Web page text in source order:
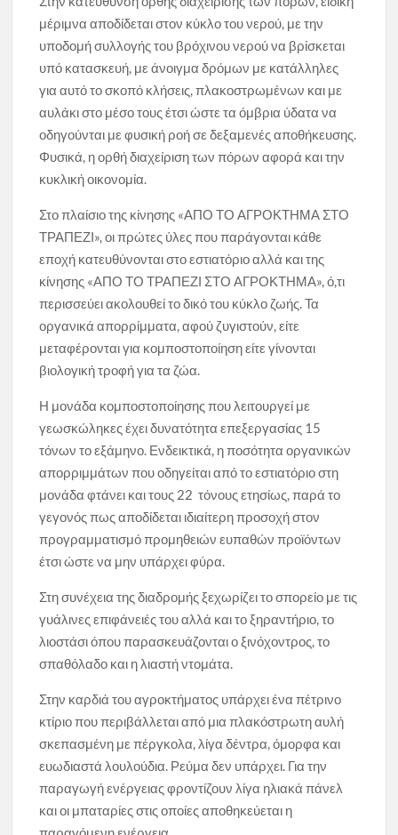
μέριμνα αποδίδεται στον κύκλο του νερού, με την
υποδομή συλλογής του βρόχινου νερού να βρίσκεται
υπό κατασκευή, με άνοιγμα δρόμων με κατάλληλες
για αυτό το σκοπό κλήσεις, πλακοστρωμένων και με
αυλάκι στο μέσο τους έτσι ώστε τα όμβρια ύδατα να
οδηγούνται με φυσική ροή σε δεξαμενές αποθήκευσης.
Φυσικά, η ορθή διαχείριση των πόρων αφορά και την
κυκλική οικονομία.
Στο πλαίσιο της κίνησης «ΑΠΟ ΤΟ ΑΓΡΟΚΤΗΜΑ ΣΤΟ
ΤΡΑΠΕΖΙ», οι πρώτες ύλες που παράγονται κάθε
εποχή κατευθύνονται στο εστιατόριο αλλά και της
κίνησης «ΑΠΟ ΤΟ ΤΡΑΠΕΖΙ ΣΤΟ ΑΓΡΟΚΤΗΜΑ», ό,τι
περισσεύει ακολουθεί το δικό του κύκλο ζωής. Τα
οργανικά απορρίμματα, αφού ζυγιστούν, είτε
μεταφέρονται για κομποστοποίηση είτε γίνονται
βιολογική τροφή για τα ζώα.
Η μονάδα κομποστοποίησης που λειτουργεί με
γεωσκώληκες έχει δυνατότητα επεξεργασίας 15
τόνων το εξάμηνο. Ενδεικτικά, η ποσότητα οργανικών
απορριμμάτων που οδηγείται από το εστιατόριο στη
μονάδα φτάνει και τους 22 τόνους ετησίως, παρά το
γεγονός πως αποδίδεται ιδιαίτερη προσοχή στον
προγραμματισμό προμηθειών ευπαθών προϊόντων
έτσι ώστε να μην υπάρχει φύρα.
Στη συνέχεια της διαδρομής ξεχωρίζει το σπορείο με τις
γυάλινες επιφάνειές του αλλά και το ξηραντήριο, το
λιοστάσι όπου παρασκευάζονται ο ξινόχοντρος, το
σπαθόλαδο και η λιαστή ντομάτα.
Στην καρδιά του αγροκτήματος υπάρχει ένα πέτρινο
κτίριο που περιβάλλεται από μια πλακόστρωτη αυλή
σκεπασμένη με πέργκολα, λίγα δέντρα, όμορφα και
ευωδιαστά λουλούδια. Ρεύμα δεν υπάρχει. Για την
παραγωγή ενέργειας φροντίζουν λίγα ηλιακά πάνελ
και οι μπαταρίες στις οποίες αποθηκεύεται η